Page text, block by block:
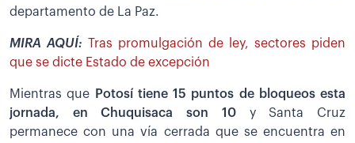
departamento de La Paz.
MIRA AQUÍ: Tras promulgación de ley, sectores piden
que se dicte Estado de excepción
Mientras que
Potosí tiene 15 puntos de bloqueos esta
jornada, en Chuquisaca son 10y Santa Cruz
permanece con una vía cerrada que se encuentra en